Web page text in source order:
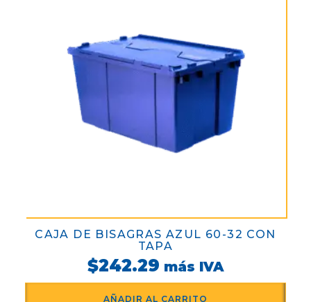
CAJA DE BISAGRAS AZUL 60-32 CON
TAPA
$242.29 más IVA
AÑADIR AL CARRITO